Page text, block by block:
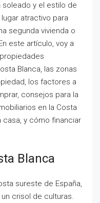
y el estilo de
atractivo para
segunda vivienda o
este artículo, voy a
Blanca, las zonas
los factores a
consejos para la
en la Costa
y cómo financiar
Blanca
sureste de España,
crisol de culturas.